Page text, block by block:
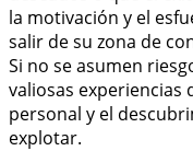
la motivación y el
salir de su zona de
Si no se asumen
valiosas experiencias
personal y el
explotar.